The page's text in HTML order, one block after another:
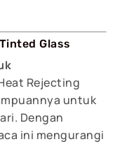
Glass
Rejecting
untuk
Dengan
ini mengurangi